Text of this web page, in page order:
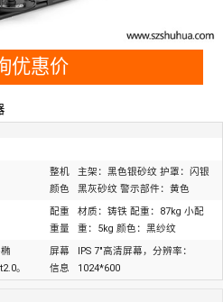
优惠价
整机
颜色
主架：黑色银砂纹 护罩：闪银
黑灰砂纹 警示部件：黄色
配重
重量
材质：铸铁 配重：87kg 小配
重：5kg 颜色：黑纱纹
。
屏幕
信息
IPS 7"高清屏幕，分辨率：
1024*600